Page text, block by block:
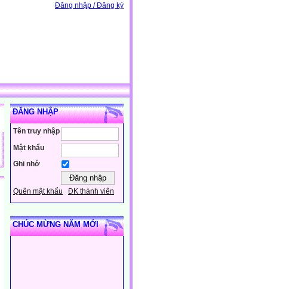
Đăng nhập / Đăng ký
ĐĂNG NHẬP
Tên truy nhập
Mật khẩu
Ghi nhớ
Quên mật khẩu ĐK thành viên
CHÚC MỪNG NĂM MỚI